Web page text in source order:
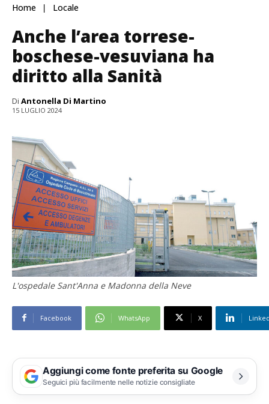
Home Locale
Anche l’area torrese-
boschese-vesuviana ha
diritto alla Sanità
Di Antonella Di Martino
15 LUGLIO 2024
L'ospedale Sant'Anna e Madonna della Neve
Facebook WhatsApp X
Aggiungi come fonte preferita su Google
Seguici più facilmente nelle notizie consigliate